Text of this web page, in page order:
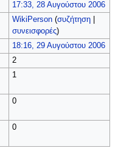
17:33, 28 Αυγούστου 2006
WikiPerson (συζήτηση|
συνεισφορές)
18:16, 29 Αυγούστου 2006
2
1
0
0